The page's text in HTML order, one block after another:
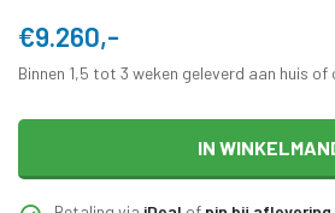
€9.260,-
Binnen 1,5 tot 3 weken geleverd aan huis
IN